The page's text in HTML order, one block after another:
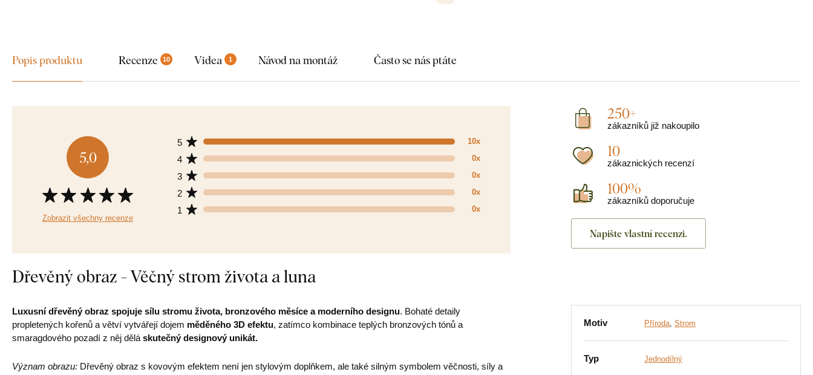
Popis produktu Recenze 10 Videa 1 Návod na montáž Často se nás ptáte
5,0
Zobrazit všechny recenze
1 0x
2 0x
3 0x
4 0x
5 10x
250+
zákazníků již nakoupilo
10
zákaznických recenzí
100%
zákazníků doporučuje
Napište vlastní recenzi.
Dřevěný obraz - Věčný strom života a luna
Luxusní dřevěný obraz spojuje sílu stromu života, bronzového měsíce a moderního designu. Bohaté detaily
propletených kořenů a větví vytvářejí dojem měděného 3D efektu, zatímco kombinace teplých bronzových tónů a
smaragdového pozadí z něj dělá skutečný designový unikát.
Význam obrazu: Dřevěný obraz s kovovým efektem není jen stylovým doplňkem, ale také silným symbolem věčnosti, síly a
Motiv Příroda, Strom
Typ Jednodílný